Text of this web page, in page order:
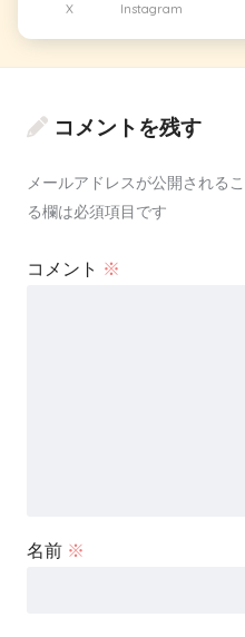
X Instagram
コメントを残す
メールアドレスが公開される
る欄は必須項目です
コメント ※
名前 ※